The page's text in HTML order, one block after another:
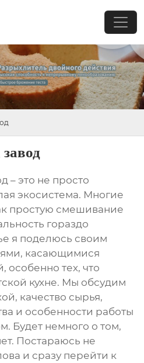
– это не просто
экосистема. Многие
простую смешивание
гораздо
я поделюсь своим
касающимися
особенно тех, что
кухне. Мы обсудим
качество сырья,
и особенности работы
Будет немного о том,
Постараюсь не
и сразу перейти к